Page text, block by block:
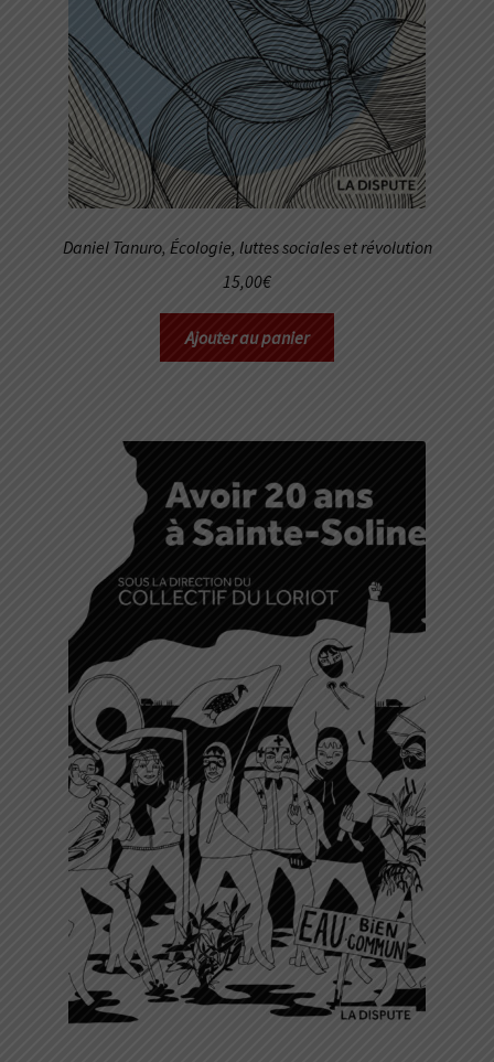
Daniel Tanuro, Écologie, luttes sociales et révolution
15,00€
Ajouter au panier